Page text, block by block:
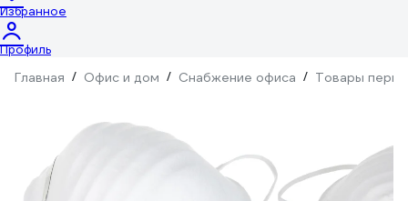
Избранное
Профиль
Главная / Офис и дом / Снабжение офиса / Товары